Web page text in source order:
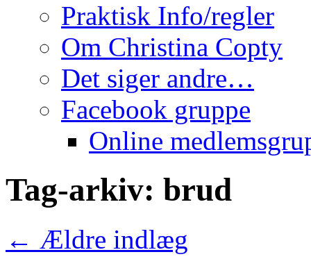
Praktisk Info/regler
Om Christina Copty
Det siger andre…
Facebook gruppe
Online
Tag-arkiv: brud
← Ældre indlæg